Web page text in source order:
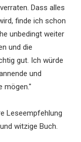
Dass alles
finde ich schon
unbedingt weiter
und die
gut. Ich würde
und
mögen."
Leseempfehlung
witzige Buch.